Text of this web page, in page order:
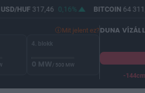
USD/HUF317,46 0,16% BITCOIN64
Mit jelent ez?
4. blokk
0 MW/ 500 MW
DUNA
-144cm